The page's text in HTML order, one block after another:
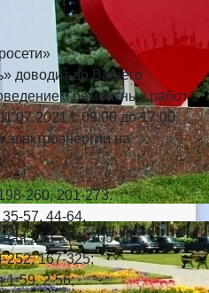
доводит до Вашего
ремонтных работ
с 09:00 до 17:00
на
260, 201-273.
57, 44-64.
212-274, 305-367.
252, 167-325;
1-59, 2-56;